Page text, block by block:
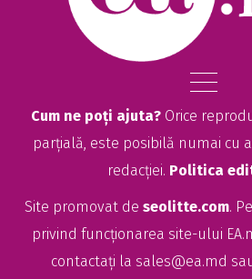
Cum ne poți ajuta? Orice
parțială, este posibilă numai cu
redacției. Politica
Site promovat de seolitte.com.
privind funcționarea site-ului
contactați la sales@ea.md